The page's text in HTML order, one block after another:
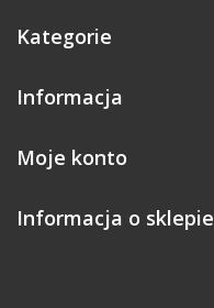
Kategorie
Informacja
Moje konto
Informacja o sklepie